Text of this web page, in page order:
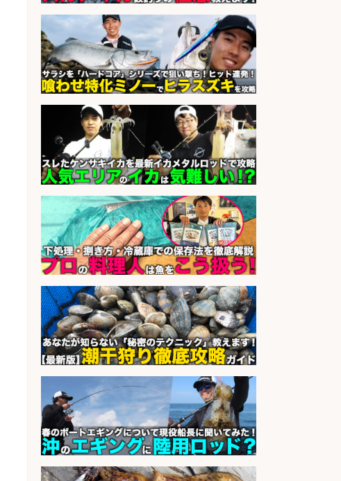
さらに求人情報を見る